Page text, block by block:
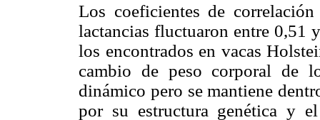
Los coeficientes de
lactancias fluctuaron entre 0,51
los encontrados en vacas
cambio de peso corporal de
dinámico pero se mantiene
por su estructura genética y